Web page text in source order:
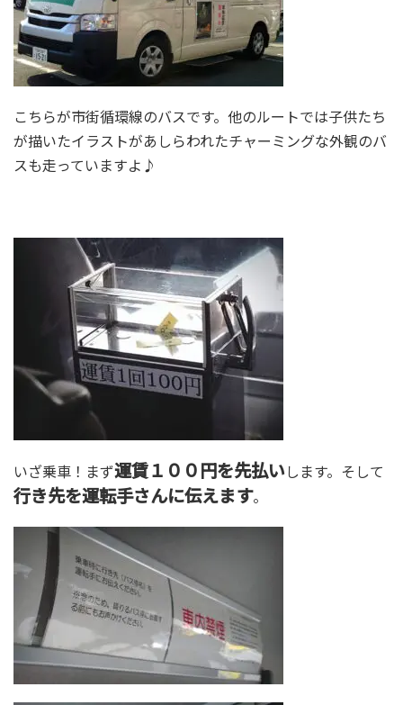
こちらが市街循環線のバスです。他のルートでは子供たち
が描いたイラストがあしらわれたチャーミングな外観のバ
スも走っていますよ♪
いざ乗車！まず運賃１００円を先払いします。そして
行き先を運転手さんに伝えます。